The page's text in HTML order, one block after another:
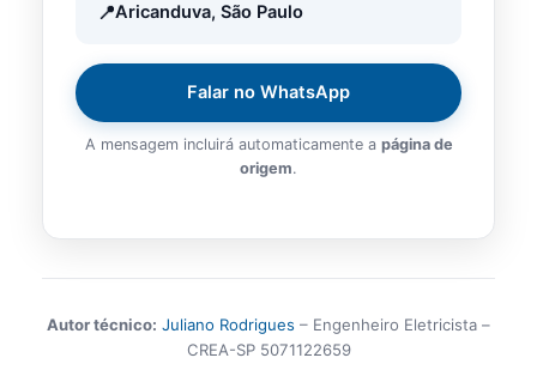
Aricanduva, São Paulo
Falar no WhatsApp
A mensagem incluirá automaticamente a página de
origem.
Autor técnico: Juliano Rodrigues – Engenheiro Eletricista –
CREA-SP 5071122659